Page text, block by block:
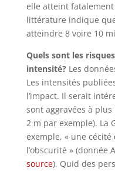
elle atteint fatalement
littérature indique
atteindre 8 voire 10
Quels sont les
intensité? Les
Les intensités
l’impact. Il serait
sont aggravées à
2 m par exemple). La
exemple, « une cécité
l’obscurité » (donnée
source). Quid des